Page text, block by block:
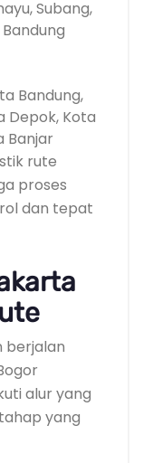
Subang,
Bandung,
Depok, Kota
Banjar
rute
proses
dan tepat
berjalan
alur yang
yang